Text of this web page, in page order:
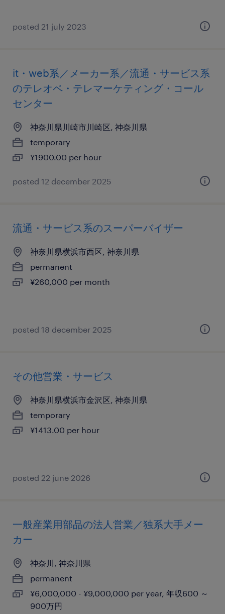
posted 21 july 2023
it・web系／メーカー系／流通・サービス系
のテレオペ・テレマーケティング・コール
センター
神奈川県川崎市川崎区, 神奈川県
temporary
¥1900.00 per hour
posted 12 december 2025
流通・サービス系のスーパーバイザー
神奈川県横浜市西区, 神奈川県
permanent
¥260,000 per month
posted 18 december 2025
その他営業・サービス
神奈川県横浜市金沢区, 神奈川県
temporary
¥1413.00 per hour
posted 22 june 2026
一般産業用部品の法人営業／独系大手メー
カー
神奈川, 神奈川県
permanent
¥6,000,000 - ¥9,000,000 per year, 年収600 ～
900万円